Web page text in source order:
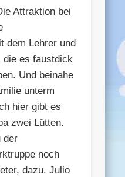
Attraktion bei
dem Lehrer und
die es faustdick
Und beinahe
unterm
hier gibt es
zwei Lütten.
der
noch
dazu. Julio